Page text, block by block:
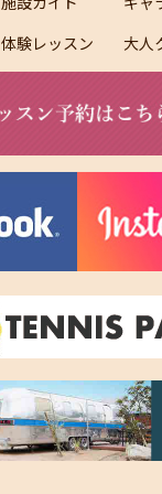
体験レッスン 大人